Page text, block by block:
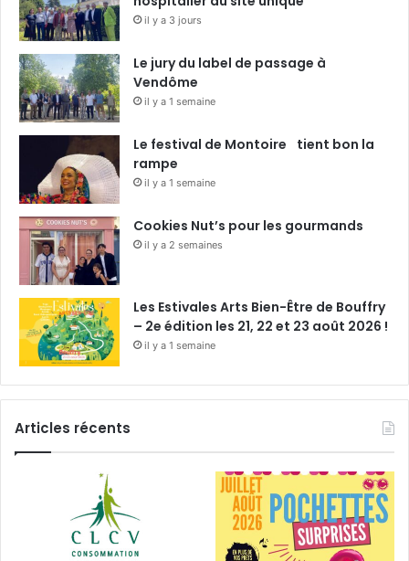
il y a 3 jours
Le jury du label de passage à
Vendôme
il y a 1 semaine
Le festival de Montoire tient bon la
rampe
il y a 1 semaine
Cookies Nut’s pour les gourmands
il y a 2 semaines
Les Estivales Arts Bien-Être de Bouffry
– 2e édition les 21, 22 et 23 août 2026 !
il y a 1 semaine
Articles récents